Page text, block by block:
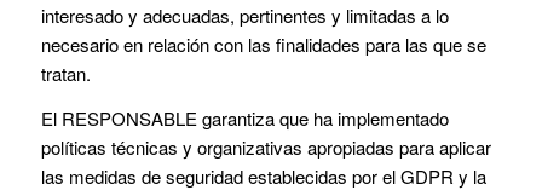
interesado y adecuadas, pertinentes y limitadas a lo
necesario en relación con las finalidades para las que se
tratan.
El RESPONSABLE garantiza que ha implementado
políticas técnicas y organizativas apropiadas para aplicar
las medidas de seguridad establecidas por el GDPR y la